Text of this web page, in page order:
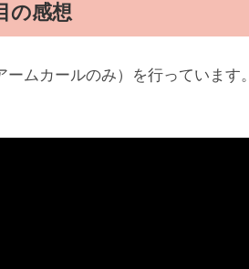
の感想
ムカールのみ）を行っています。